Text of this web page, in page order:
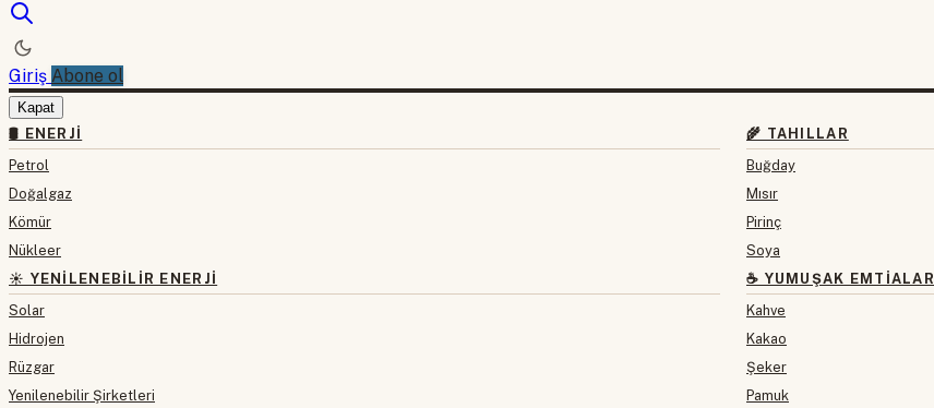
Giriş Abone ol
Kapat
🛢 ENERJI
Petrol
Doğalgaz
Kömür
Nükleer
☀️ YENILENEBILIR ENERJI
Solar
Hidrojen
Rüzgar
Yenilenebilir Şirketleri
🌾 TAHILLAR
Buğday
Mısır
Pirinç
Soya
☕ YUMUŞAK EMTIALAR
Kahve
Kakao
Şeker
Pamuk